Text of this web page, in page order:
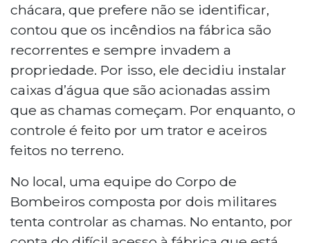
chácara, que prefere não se identificar,
contou que os incêndios na fábrica são
recorrentes e sempre invadem a
propriedade. Por isso, ele decidiu instalar
caixas d’água que são acionadas assim
que as chamas começam. Por enquanto, o
controle é feito por um trator e aceiros
feitos no terreno.
No local, uma equipe do Corpo de
Bombeiros composta por dois militares
tenta controlar as chamas. No entanto, por